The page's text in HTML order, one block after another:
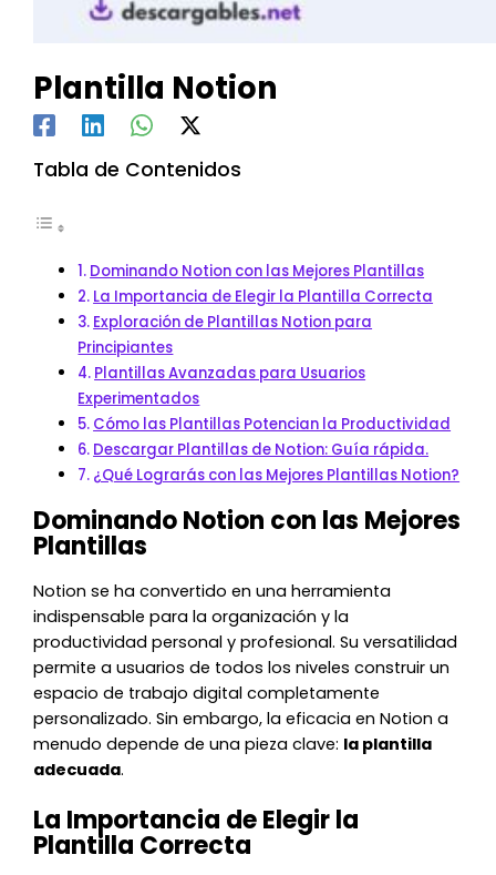
Plantilla Notion
Tabla de Contenidos
Dominando Notion con las Mejores Plantillas
La Importancia de Elegir la Plantilla Correcta
Exploración de Plantillas Notion para
Principiantes
Plantillas Avanzadas para Usuarios
Experimentados
Cómo las Plantillas Potencian la Productividad
Descargar Plantillas de Notion: Guía rápida.
¿Qué Lograrás con las Mejores Plantillas Notion?
Dominando Notion con las Mejores
Plantillas
Notion se ha convertido en una herramienta
indispensable para la organización y la
productividad personal y profesional. Su versatilidad
permite a usuarios de todos los niveles construir un
espacio de trabajo digital completamente
personalizado. Sin embargo, la eficacia en Notion a
menudo depende de una pieza clave: la plantilla
adecuada.
La Importancia de Elegir la
Plantilla Correcta